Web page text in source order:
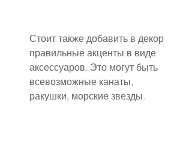
Стоит также добавить в декор
правильные акценты в виде
аксессуаров. Это могут быть
всевозможные канаты,
ракушки, морские звезды.